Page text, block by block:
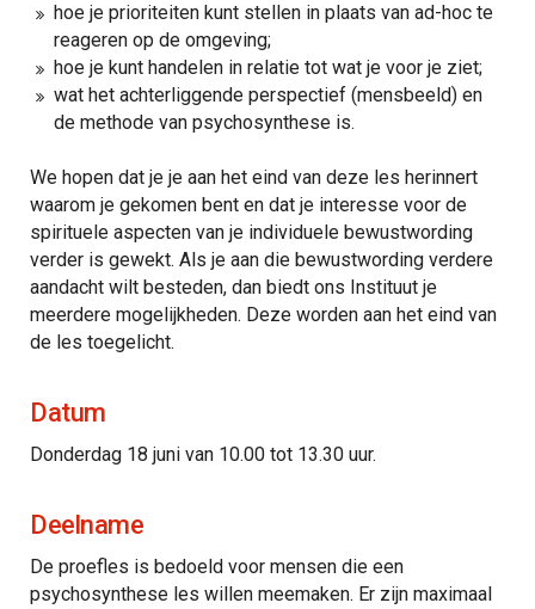
hoe je prioriteiten kunt stellen in plaats van ad-hoc te
reageren op de omgeving;
hoe je kunt handelen in relatie tot wat je voor je ziet;
wat het achterliggende perspectief (mensbeeld) en
de methode van psychosynthese is.
We hopen dat je je aan het eind van deze les herinnert
waarom je gekomen bent en dat je interesse voor de
spirituele aspecten van je individuele bewustwording
verder is gewekt. Als je aan die bewustwording verdere
aandacht wilt besteden, dan biedt ons Instituut je
meerdere mogelijkheden. Deze worden aan het eind van
de les toegelicht.
Datum
Donderdag 18 juni van 10.00 tot 13.30 uur.
Deelname
De proefles is bedoeld voor mensen die een
psychosynthese les willen meemaken. Er zijn maximaal